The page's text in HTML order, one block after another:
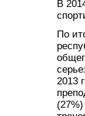
В
По
2013